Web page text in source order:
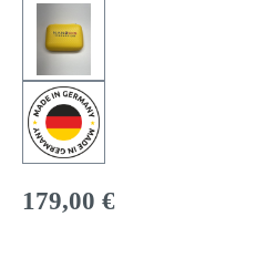
Regulärer Preis:
179,00 €